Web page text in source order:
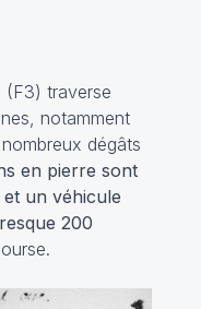
(F3) traverse
notamment
dégâts
en pierre sont
un véhicule
200